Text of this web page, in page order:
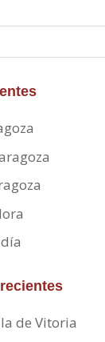
de Vitoria